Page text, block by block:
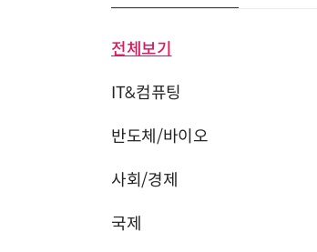
전체보기
IT&컴퓨팅
반도체/바이오
사회/경제
국제